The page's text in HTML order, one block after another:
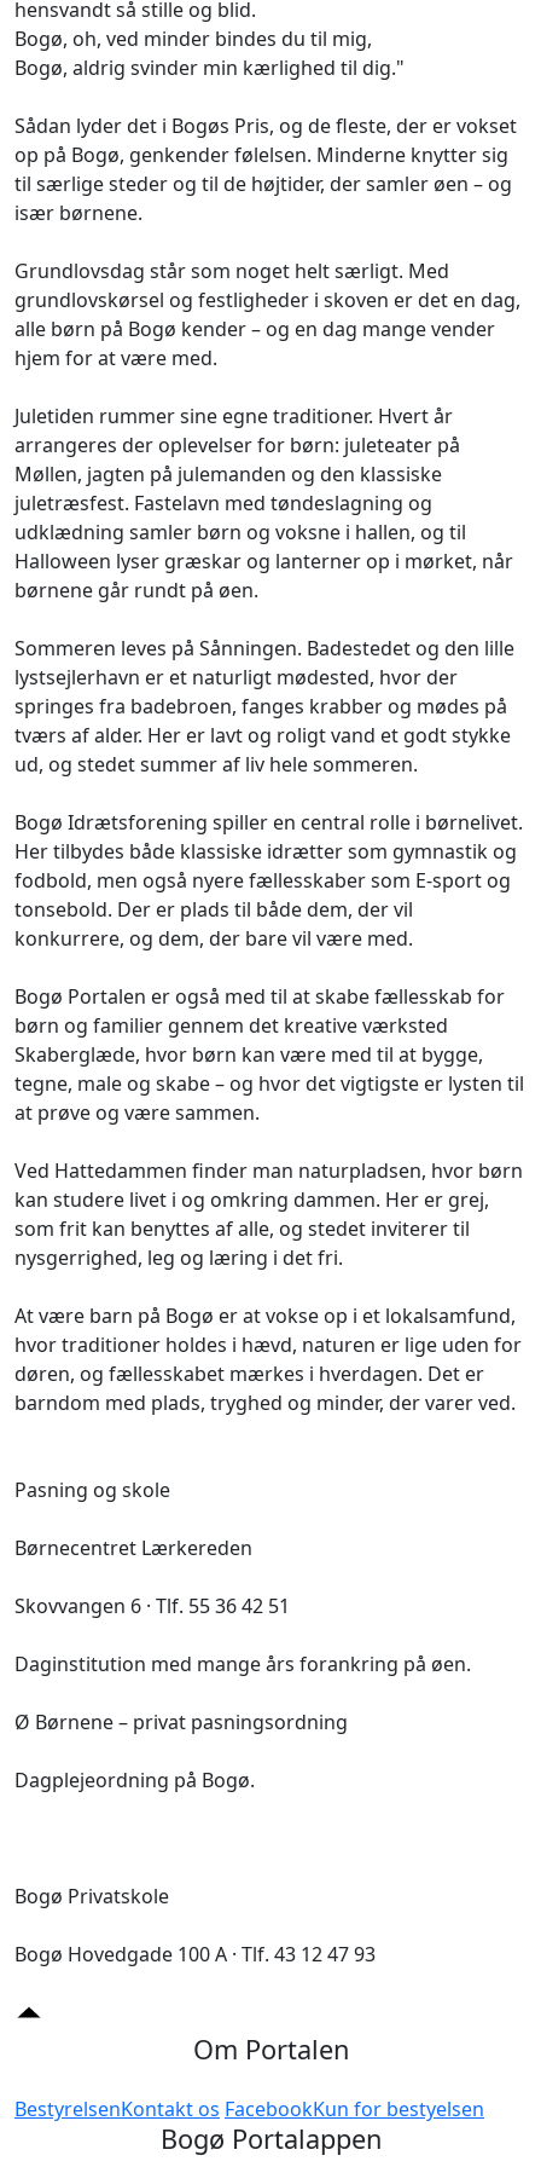
hensvandt så stille og blid.
Bogø, oh, ved minder bindes du til mig,
Bogø, aldrig svinder min kærlighed til dig."
Sådan lyder det i Bogøs Pris, og de fleste, der er vokset
op på Bogø, genkender følelsen. Minderne knytter sig
til særlige steder og til de højtider, der samler øen – og
især børnene.
Grundlovsdag står som noget helt særligt. Med
grundlovskørsel og festligheder i skoven er det en dag,
alle børn på Bogø kender – og en dag mange vender
hjem for at være med.
Juletiden rummer sine egne traditioner. Hvert år
arrangeres der oplevelser for børn: juleteater på
Møllen, jagten på julemanden og den klassiske
juletræsfest. Fastelavn med tøndeslagning og
udklædning samler børn og voksne i hallen, og til
Halloween lyser græskar og lanterner op i mørket, når
børnene går rundt på øen.
Sommeren leves på Sånningen. Badestedet og den lille
lystsejlerhavn er et naturligt mødested, hvor der
springes fra badebroen, fanges krabber og mødes på
tværs af alder. Her er lavt og roligt vand et godt stykke
ud, og stedet summer af liv hele sommeren.
Bogø Idrætsforening spiller en central rolle i børnelivet.
Her tilbydes både klassiske idrætter som gymnastik og
fodbold, men også nyere fællesskaber som E-sport og
tonsebold. Der er plads til både dem, der vil
konkurrere, og dem, der bare vil være med.
Bogø Portalen er også med til at skabe fællesskab for
børn og familier gennem det kreative værksted
Skaberglæde, hvor børn kan være med til at bygge,
tegne, male og skabe – og hvor det vigtigste er lysten til
at prøve og være sammen.
Ved Hattedammen finder man naturpladsen, hvor børn
kan studere livet i og omkring dammen. Her er grej,
som frit kan benyttes af alle, og stedet inviterer til
nysgerrighed, leg og læring i det fri.
At være barn på Bogø er at vokse op i et lokalsamfund,
hvor traditioner holdes i hævd, naturen er lige uden for
døren, og fællesskabet mærkes i hverdagen. Det er
barndom med plads, tryghed og minder, der varer ved.
Pasning og skole
Børnecentret Lærkereden
Skovvangen 6 · Tlf. 55 36 42 51
Daginstitution med mange års forankring på øen.
Ø Børnene – privat pasningsordning
Dagplejeordning på Bogø.
Bogø Privatskole
Bogø Hovedgade 100 A · Tlf. 43 12 47 93
Om Portalen
BestyrelsenKontakt os FacebookKun for bestyelsen
Bogø Portalappen